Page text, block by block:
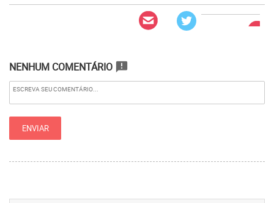
NENHUM COMENTÁRIO announcement